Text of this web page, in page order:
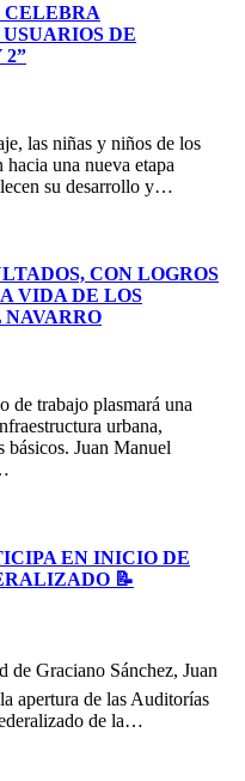
CELEBRA
DE
2”
las niñas y niños de los
una nueva etapa
su desarrollo y…
CON LOGROS
VIDA DE LOS
de trabajo plasmará una
urbana,
Juan Manuel
EN INICIO DE
📝
de Graciano Sánchez, Juan
apertura de las Auditorías
de la…